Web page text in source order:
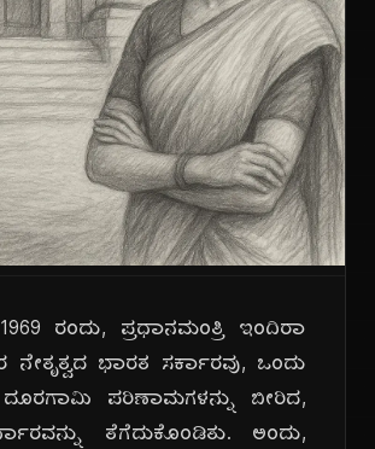
ರಂದು, ಪ್ರಧಾನಮಂತ್ರಿ ಇಂದಿರಾ
ಭಾರತ ಸರ್ಕಾರವು, ಒಂದು
ದೂರಗಾಮಿ ಪರಿಣಾಮಗಳನ್ನು ಬೀರಿದ,
ತೆಗೆದುಕೊಂಡಿತು. ಅಂದು,